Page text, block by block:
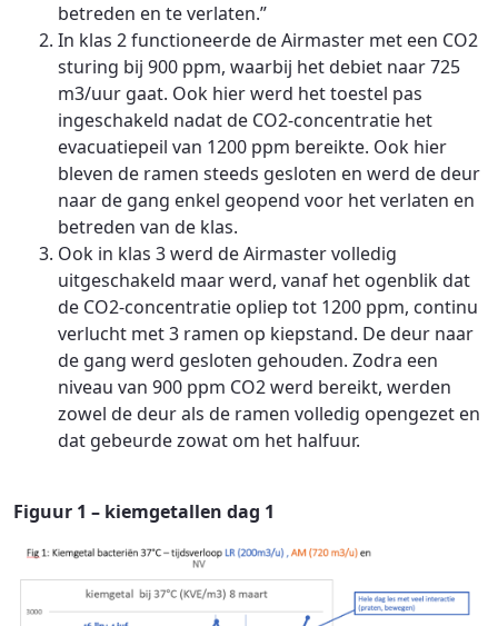
betreden en te verlaten.”
In klas 2 functioneerde de Airmaster met een CO2
sturing bij 900 ppm, waarbij het debiet naar 725
m3/uur gaat. Ook hier werd het toestel pas
ingeschakeld nadat de CO2-concentratie het
evacuatiepeil van 1200 ppm bereikte. Ook hier
bleven de ramen steeds gesloten en werd de deur
naar de gang enkel geopend voor het verlaten en
betreden van de klas.
Ook in klas 3 werd de Airmaster volledig
uitgeschakeld maar werd, vanaf het ogenblik dat
de CO2-concentratie opliep tot 1200 ppm, continu
verlucht met 3 ramen op kiepstand. De deur naar
de gang werd gesloten gehouden. Zodra een
niveau van 900 ppm CO2 werd bereikt, werden
zowel de deur als de ramen volledig opengezet en
dat gebeurde zowat om het halfuur.
Figuur 1 – kiemgetallen dag 1